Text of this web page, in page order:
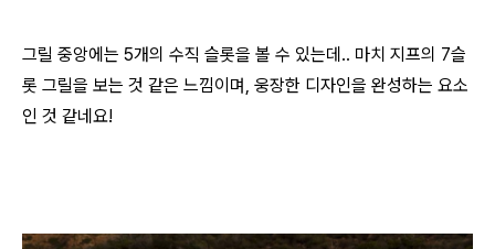
그릴 중앙에는 5개의 수직 슬롯을 볼 수 있는데.. 마치 지프의 7슬
롯 그릴을 보는 것 같은 느낌이며, 웅장한 디자인을 완성하는 요소
인 것 같네요!